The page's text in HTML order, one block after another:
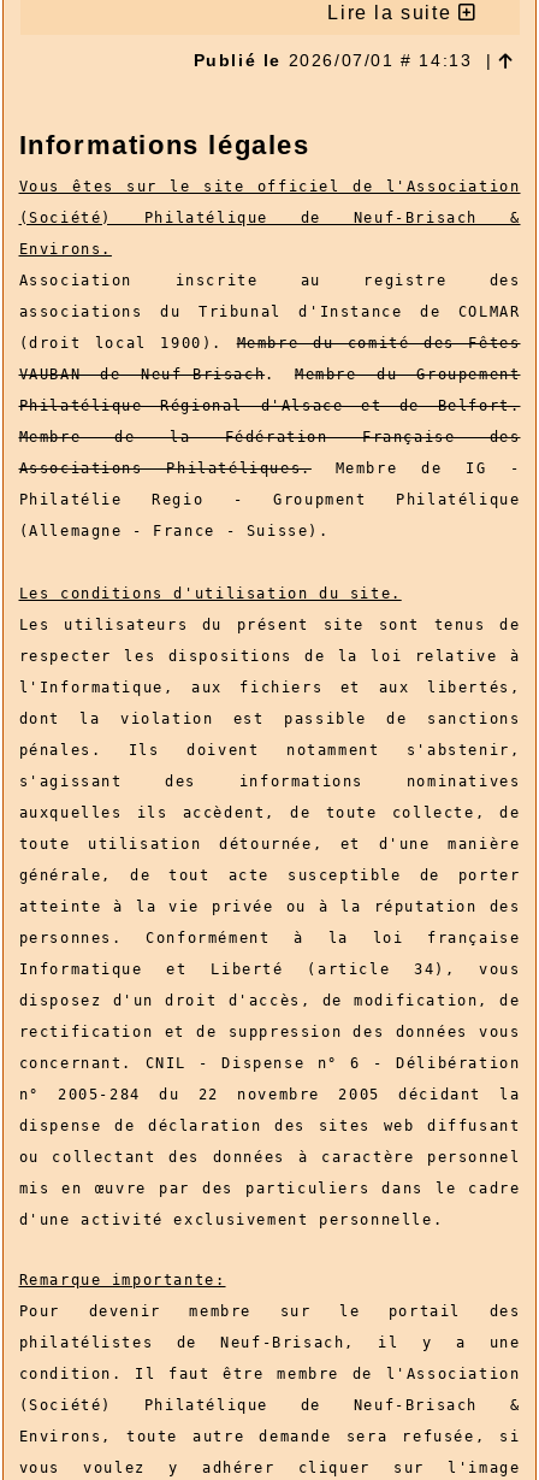
Émission d'un collector 8 timbres - Lettre verte.Lire la suite
Publié le 2026/07/01 # 14:13 |
Informations légales
Vous êtes sur le site officiel de l'Association
(Société) Philatélique de Neuf-Brisach &
Environs.
Association inscrite au registre des
associations du Tribunal d'Instance de COLMAR
(droit local 1900).Membre du comité des Fêtes
VAUBAN de Neuf-Brisach.Membre du Groupement
Philatélique Régional d'Alsace et de Belfort.
Membre de la Fédération Française des
Associations Philatéliques.Membre de IG -
Philatélie Regio - Groupment Philatélique
(Allemagne - France - Suisse).
Les conditions d'utilisation du site.
Les utilisateurs du présent site sont tenus de
respecter les dispositions de la loi relative à
l'Informatique, aux fichiers et aux libertés,
dont la violation est passible de sanctions
pénales. Ils doivent notamment s'abstenir,
s'agissant des informations nominatives
auxquelles ils accèdent, de toute collecte, de
toute utilisation détournée, et d'une manière
générale, de tout acte susceptible de porter
atteinte à la vie privée ou à la réputation des
personnes. Conformément à la loi française
Informatique et Liberté (article 34), vous
disposez d'un droit d'accès, de modification, de
rectification et de suppression des données vous
concernant. CNIL - Dispense n° 6 - Délibération
n° 2005-284 du 22 novembre 2005 décidant la
dispense de déclaration des sites web diffusant
ou collectant des données à caractère personnel
mis en œuvre par des particuliers dans le cadre
d'une activité exclusivement personnelle.
Remarque importante:
Pour devenir membre sur le portail des
philatélistes de Neuf-Brisach, il y a une
condition. Il faut être membre de l'Association
(Société) Philatélique de Neuf-Brisach &
Environs, toute autre demande sera refusée, si
vous voulez y adhérer cliquer sur l'image